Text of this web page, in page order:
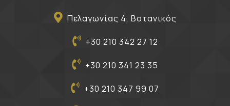
Πελαγωνίας 4, Βοτανικός
+30 210 342 27 12
+30 210 341 23 35
+30 210 347 99 07